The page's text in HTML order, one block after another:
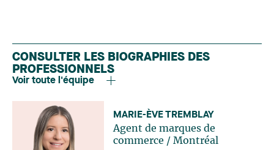
CONSULTER LES BIOGRAPHIES DES
PROFESSIONNELS
Voir toute l'équipe
MARIE-ÈVE TREMBLAY
Agent de marques de
commerce / Montréal